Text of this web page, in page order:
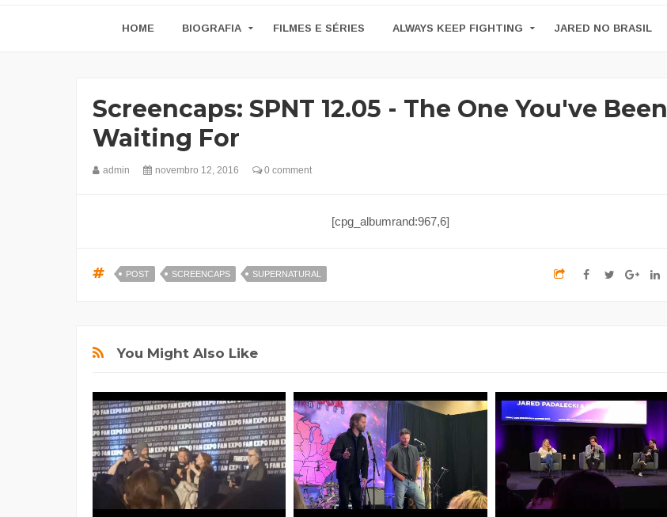
HOME BIOGRAFIA FILMES E SÉRIES ALWAYS KEEP FIGHTING JARED NO BRASIL
Screencaps: SPNT 12.05 - The One You've Been
Waiting For
admin novembro 12, 2016 0 comment
[cpg_albumrand:967,6]
POST SCREENCAPS SUPERNATURAL
You Might Also Like